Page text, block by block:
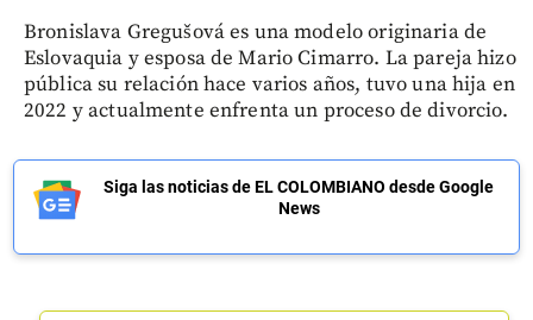
Bronislava Gregušová es una modelo originaria de
Eslovaquia y esposa de Mario Cimarro. La pareja hizo
pública su relación hace varios años, tuvo una hija en
2022 y actualmente enfrenta un proceso de divorcio.
Siga las noticias de EL COLOMBIANO desde Google
News